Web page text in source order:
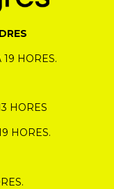
HORES.
HORES
HORES.